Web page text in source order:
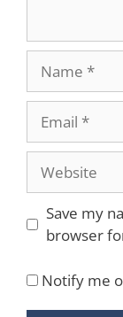
Website
Save my
browser
Notify me